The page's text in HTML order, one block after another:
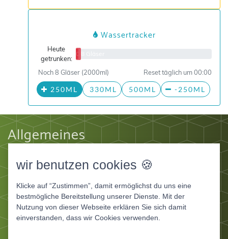
Wassertracker
Heute
getrunken:
0/8 Gläser
Noch 8 Gläser (2000ml) Reset täglich um 00:00
250ML 330ML 500ML -250ML
Allgemeines
Datenschutz
Apps
Ernährungstagebuch Deluxe
wir benutzen cookies 🍪
Klicke auf “Zustimmen”, damit ermöglichst du uns eine
bestmögliche Bereitstellung unserer Dienste. Mit der
Nutzung von dieser Webseite erklären Sie sich damit
einverstanden, dass wir Cookies verwenden.